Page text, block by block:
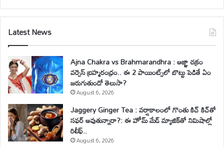
Latest News
Ajna Chakra vs Brahmarandhra : ఆజ్ఞా చక్రం
వర్సెస్ బ్రహ్మరంధ్రం.. ఈ 2 పాయింట్స్‌లో బొట్టు పెడితే ఏం
జరుగుతుందో తెలుసా?
August 6, 2026
Jaggery Ginger Tea : వర్షాకాలంలో గొంతు కిచ్ కిచ్‌తో
సఫర్ అవుతున్నారా?: ఈ హోమ్ మేడ్ మ్యాజిక్‌తో నిమిషాల్లో
రిలీఫ్..
August 6, 2026